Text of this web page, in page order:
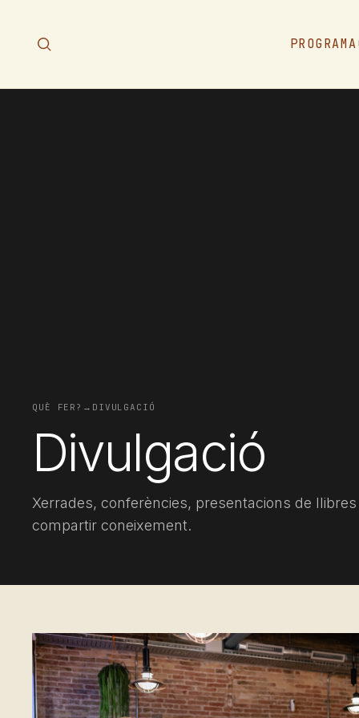
QUÈ FER? → DIVULGACIÓ
Divulgació
Xerrades, conferències, presentacions de
compartir coneixement.